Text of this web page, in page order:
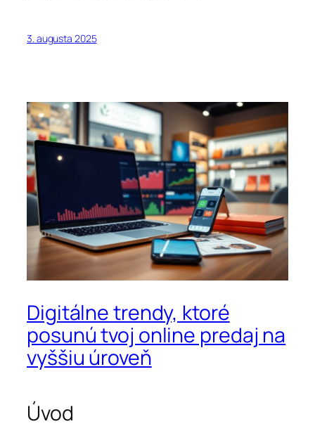
3. augusta 2025
Digitálne trendy, ktoré
posunú tvoj online predaj na
vyššiu úroveň
Úvod